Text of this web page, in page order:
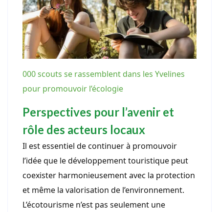
000 scouts se rassemblent dans les Yvelines
pour promouvoir l’écologie
Perspectives pour l’avenir et
rôle des acteurs locaux
Il est essentiel de continuer à promouvoir
l’idée que le développement touristique peut
coexister harmonieusement avec la protection
et même la valorisation de l’environnement.
L’écotourisme n’est pas seulement une